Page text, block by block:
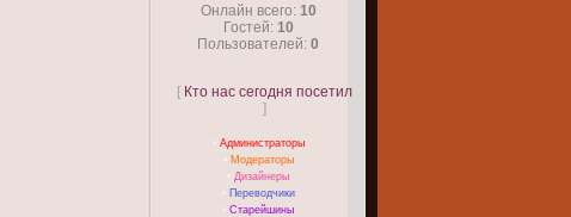
Онлайн всего: 10
Гостей: 10
Пользователей: 0
[ Кто нас сегодня посетил
]
• Администраторы
• Модераторы
• Дизайнеры
• Переводчики
• Старейшины